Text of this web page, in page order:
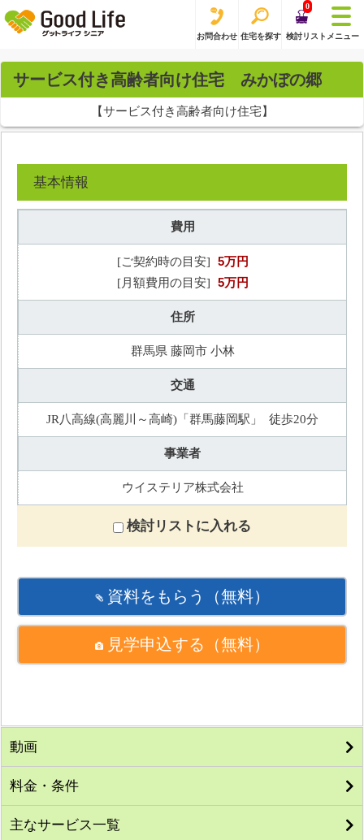
お問合わせ 住宅を探す
0
検討リスト メニュー
サービス付き高齢者向け住宅 みかぼの郷
【サービス付き高齢者向け住宅】
基本情報
費用
[ご契約時の目安] 5万円
[月額費用の目安] 5万円
住所
群馬県 藤岡市 小林
交通
JR八高線(高麗川～高崎)「群馬藤岡駅」 徒歩20分
事業者
ウイステリア株式会社
検討リストに入れる
資料をもらう （無料）
見学申込する （無料）
動画
料金・条件
主なサービス一覧